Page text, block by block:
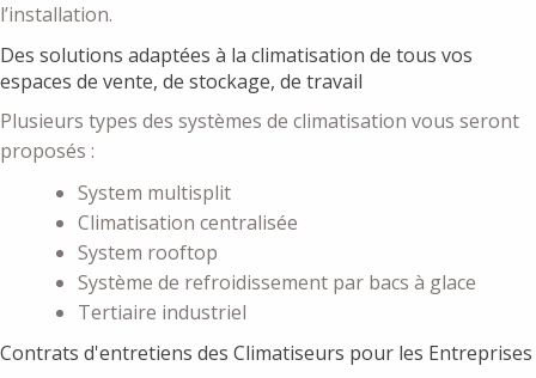
l’installation.
Des solutions adaptées à la climatisation de tous vos
espaces de vente, de stockage, de travail
Plusieurs types des systèmes de climatisation vous seront
proposés :
System multisplit
Climatisation centralisée
System rooftop
Système de refroidissement par bacs à glace
Tertiaire industriel
Contrats d'entretiens des Climatiseurs pour les Entreprises